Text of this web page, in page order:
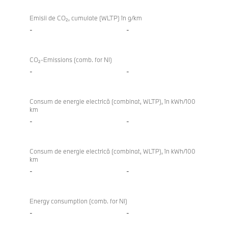
Emisii de CO₂, cumulate (WLTP) în g/km
- -
CO₂-Emissions (comb. for NI)
- -
Consum de energie electrică (combinat, WLTP), în kWh/100
km
- -
Consum de energie electrică (combinat, WLTP), în kWh/100
km
- -
Energy consumption (comb. for NI)
- -